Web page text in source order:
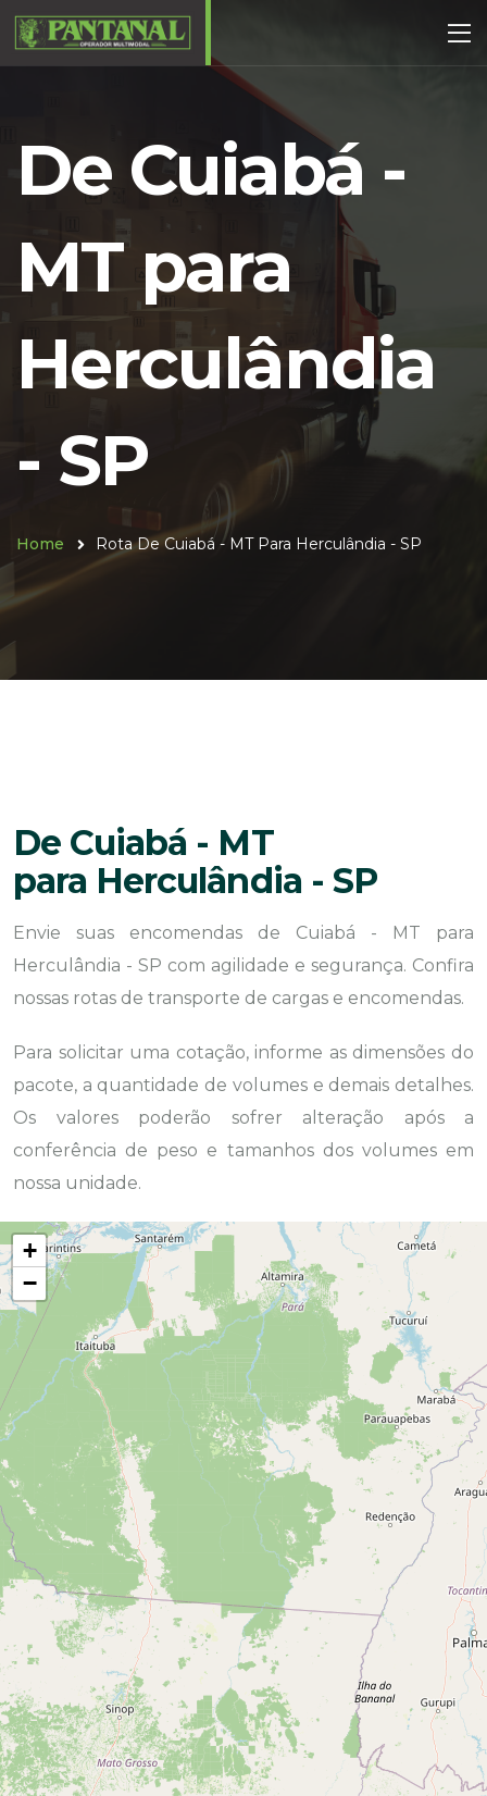
De Cuiabá -
MT para
Herculândia
- SP
Home Rota De Cuiabá - MT Para Herculândia - SP
De Cuiabá - MT
para Herculândia - SP
Envie suas encomendas de Cuiabá - MT para
Herculândia - SP com agilidade e segurança. Confira
nossas rotas de transporte de cargas e encomendas.
Para solicitar uma cotação, informe as dimensões do
pacote, a quantidade de volumes e demais detalhes.
Os valores poderão sofrer alteração após a
conferência de peso e tamanhos dos volumes em
nossa unidade.
+
−